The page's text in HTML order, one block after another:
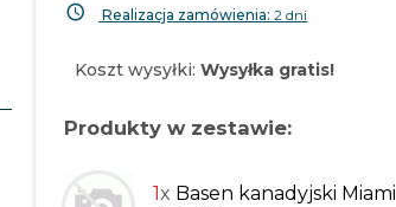
Realizacja zamówienia:2 dni
Koszt wysyłki:Wysyłka gratis!
Produkty w zestawie:
1x Basen kanadyjski Miami